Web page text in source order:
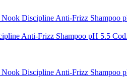
Anti-Frizz Shampoo pH 5.5